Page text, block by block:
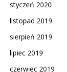
styczeń 2020
listopad 2019
sierpień 2019
lipiec 2019
czerwiec 2019